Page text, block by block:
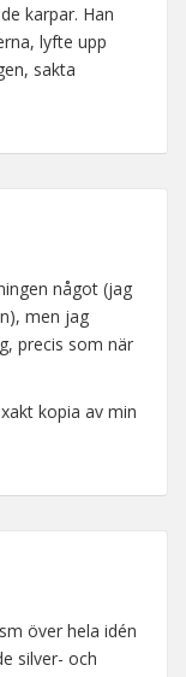
karpar. Han
lyfte upp
sakta
något (jag
men jag
precis som när
kopia av min
över hela idén
silver- och